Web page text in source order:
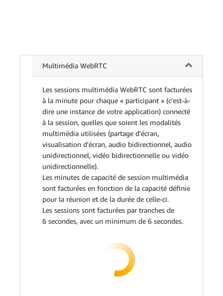
Multimédia WebRTC
Les sessions multimédia WebRTC sont facturées
à la minute pour chaque « participant » (c'est-à-
dire une instance de votre application) connecté
à la session, quelles que soient les modalités
multimédia utilisées (partage d'écran,
visualisation d'écran, audio bidirectionnel, audio
unidirectionnel, vidéo bidirectionnelle ou vidéo
unidirectionnelle).
Les minutes de capacité de session multimédia
sont facturées en fonction de la capacité définie
pour la réunion et de la durée de celle-ci.
Les sessions sont facturées par tranches de
6 secondes, avec un minimum de 6 secondes.